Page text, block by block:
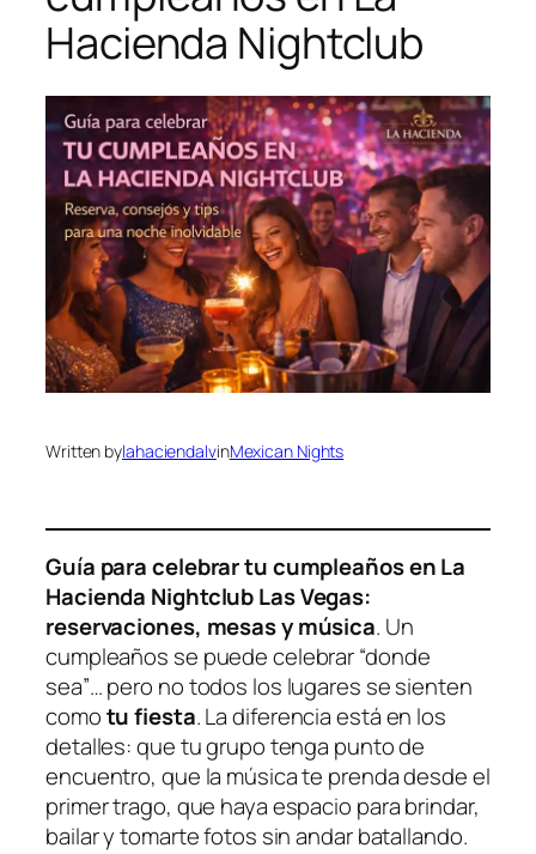
Hacienda Nightclub
Written bylahaciendalvinMexican Nights
Guía para celebrar tu cumpleaños en La
Hacienda Nightclub Las Vegas:
reservaciones, mesas y música. Un
cumpleaños se puede celebrar “donde
sea”… pero no todos los lugares se sienten
comotu fiesta. La diferencia está en los
detalles: que tu grupo tenga punto de
encuentro, que la música te prenda desde el
primer trago, que haya espacio para brindar,
bailar y tomarte fotos sin andar batallando.